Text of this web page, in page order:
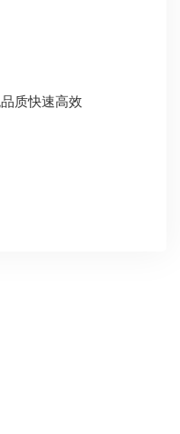
质快速高效